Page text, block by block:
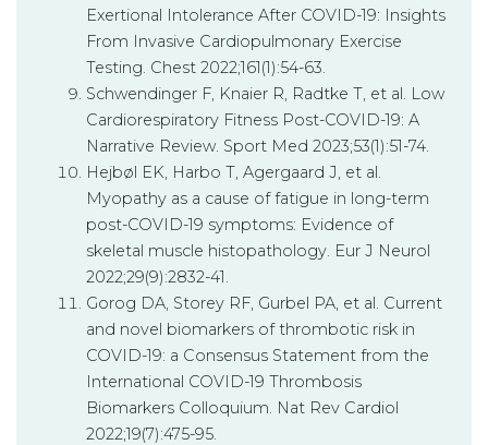
Exertional Intolerance After COVID-19: Insights
From Invasive Cardiopulmonary Exercise
Testing. Chest 2022;161(1):54-63.
Schwendinger F, Knaier R, Radtke T, et al. Low
Cardiorespiratory Fitness Post-COVID-19: A
Narrative Review. Sport Med 2023;53(1):51-74.
Hejbøl EK, Harbo T, Agergaard J, et al.
Myopathy as a cause of fatigue in long-term
post-COVID-19 symptoms: Evidence of
skeletal muscle histopathology. Eur J Neurol
2022;29(9):2832-41.
Gorog DA, Storey RF, Gurbel PA, et al. Current
and novel biomarkers of thrombotic risk in
COVID-19: a Consensus Statement from the
International COVID-19 Thrombosis
Biomarkers Colloquium. Nat Rev Cardiol
2022;19(7):475-95.